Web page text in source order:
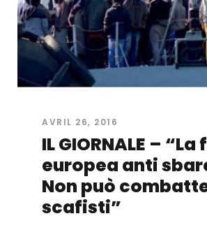
AVRIL 26, 2016
IL GIORNALE –
europea anti
Non può
scafisti”